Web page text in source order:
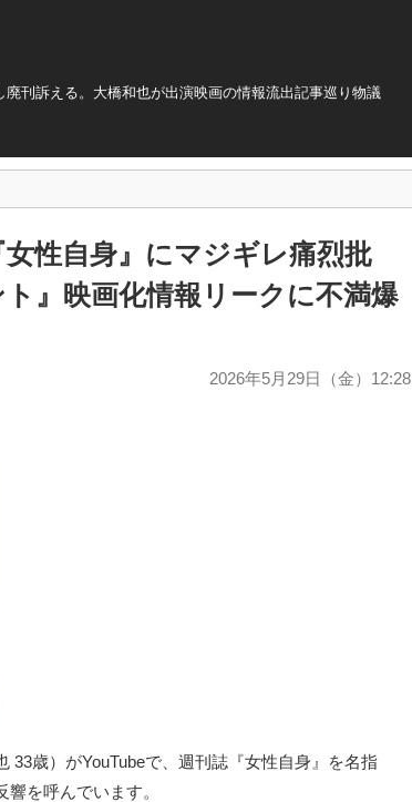
刊訴える。大橋和也が出演映画の情報流出記事巡り物議
性自身』にマジギレ痛烈批
』映画化情報リークに不満爆
2026年5月29日（金）12:28
33歳）がYouTubeで、週刊誌『女性自身』を名指
を呼んでいます。